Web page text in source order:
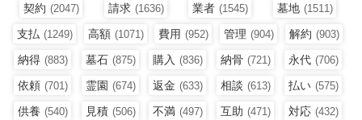
契約 (2047) 請求 (1636) 業者 (1545) 墓地 (1511)
支払 (1249) 高額 (1071) 費用 (952) 管理 (904) 解約 (903)
納得 (883) 墓石 (875) 購入 (836) 納骨 (721) 永代 (706)
依頼 (701) 霊園 (674) 返金 (633) 相談 (613) 払い (575)
供養 (540) 見積 (506) 不満 (497) 互助 (471) 対応 (432)